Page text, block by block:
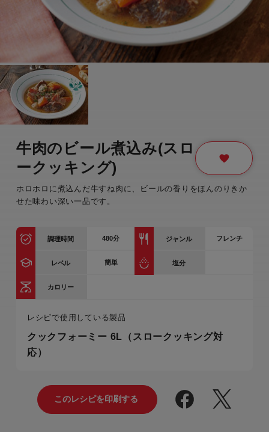
牛肉のビール煮込み(スロ
ークッキング)
ホロホロに煮込んだ牛すね肉に、ビールの香りをほんのりきか
せた味わい深い一品です。
調理時間 480分 ジャンル フレンチ
レベル 簡単 塩分
カロリー
レシピで使用している製品
クックフォーミー 6L（スロークッキング対
応）